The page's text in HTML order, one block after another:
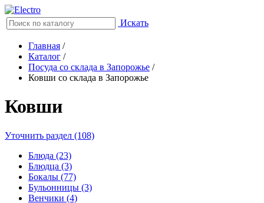
Искать
Главная /
Каталог /
Посуда со склада в Запорожье /
Ковши со склада в Запорожье
Ковши
Уточнить раздел (108)
Блюда (23)
Блюдца (3)
Бокалы (77)
Бульонницы (3)
Венчики (4)